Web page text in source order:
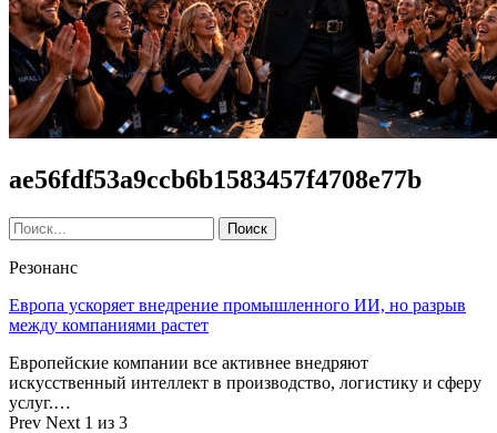
ae56fdf53a9ccb6b1583457f4708e77b
Резонанс
Европа ускоряет внедрение промышленного ИИ, но разрыв
между компаниями растет
Европейские компании все активнее внедряют
искусственный интеллект в производство, логистику и сферу
услуг.…
Prev Next 1 из 3